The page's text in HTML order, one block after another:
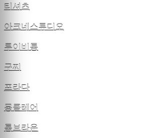
티셔츠
아크네스튜디오
루이비통
구찌
프라다
몽클레어
톰브라운